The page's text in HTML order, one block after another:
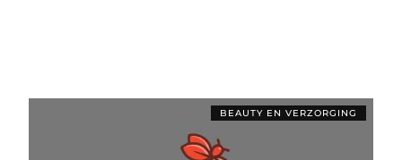
BEAUTY EN VERZORGING